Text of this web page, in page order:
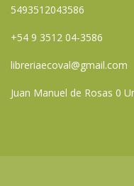
5493512043586
+54 9 3512 04-3586
libreriaecoval@gmail.com
Juan Manuel de Rosas 0